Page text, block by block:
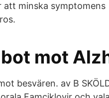
att minska
mot
besvären. av B